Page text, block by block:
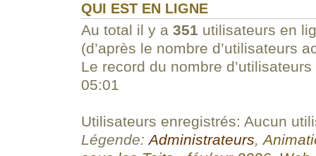
QUI EST EN LIGNE
Au total il y a 351 utilisateurs en
(d’après le nombre d’utilisateurs
Le record du nombre
05:01
Utilisateurs enregistrés: Aucun
Légende:Administrateurs,